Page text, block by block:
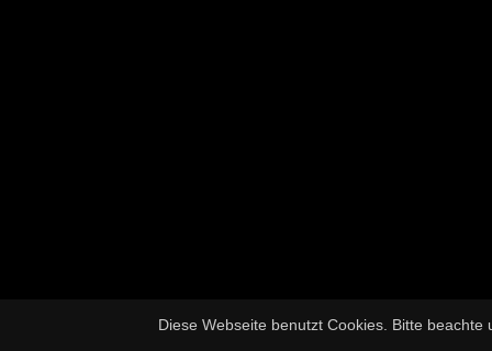
Diese Webseite benutzt Cookies. Bitte beachte